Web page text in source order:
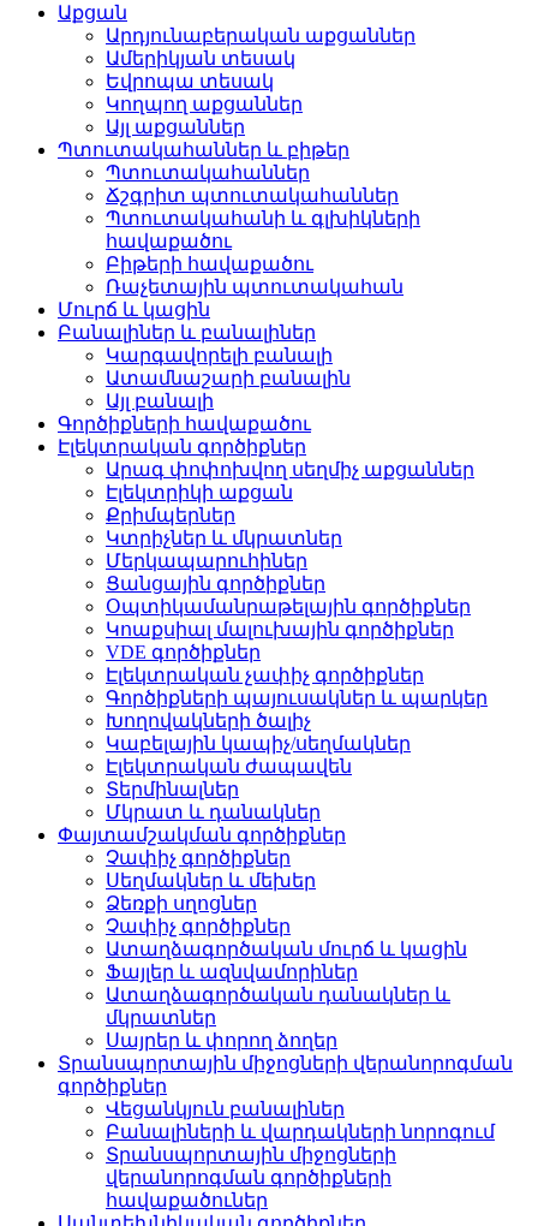
Աքցան
Արդյունաբերական աքցաններ
Ամերիկյան տեսակ
Եվրոպա տեսակ
Կողպող աքցաններ
Այլ աքցաններ
Պտուտակահաններ և բիթեր
Պտուտակահաններ
Ճշգրիտ պտուտակահաններ
Պտուտակահանի և գլխիկների
հավաքածու
Բիթերի հավաքածու
Ռաչետային պտուտակահան
Մուրճ և կացին
Բանալիներ և բանալիներ
Կարգավորելի բանալի
Ատամնաշարի բանալին
Այլ բանալի
Գործիքների հավաքածու
Էլեկտրական գործիքներ
Արագ փոփոխվող սեղմիչ աքցաններ
Էլեկտրիկի աքցան
Քրիմպերներ
Կտրիչներ և մկրատներ
Մերկապարուհիներ
Ցանցային գործիքներ
Օպտիկամանրաթելային գործիքներ
Կոաքսիալ մալուխային գործիքներ
VDE գործիքներ
Էլեկտրական չափիչ գործիքներ
Գործիքների պայուսակներ և պարկեր
Խողովակների ծալիչ
Կաբելային կապիչ/սեղմակներ
Էլեկտրական ժապավեն
Տերմինալներ
Մկրատ և դանակներ
Փայտամշակման գործիքներ
Չափիչ գործիքներ
Սեղմակներ և մեխեր
Ձեռքի սղոցներ
Չափիչ գործիքներ
Ատաղձագործական մուրճ և կացին
Ֆայլեր և ազնվամորիներ
Ատաղձագործական դանակներ և
մկրատներ
Սայրեր և փորող ձողեր
Տրանսպորտային միջոցների վերանորոգման
գործիքներ
Վեցանկյուն բանալիներ
Բանալիների և վարդակների նորոգում
Տրանսպորտային միջոցների
վերանորոգման գործիքների
հավաքածուներ